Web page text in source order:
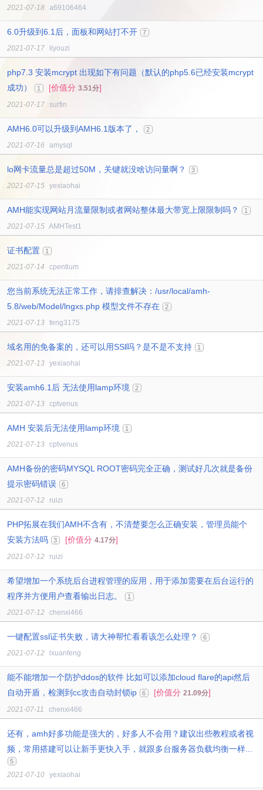
2021-07-18 a69106464
6.0升级到6.1后，面板和网站打不开 7
2021-07-17 liyouzi
php7.3 安装mcrypt 出现如下有问题（默认的php5.6已经安装mcrypt
成功）
1 [价值分 3.51分]
2021-07-17 surfin
AMH6.0可以升级到AMH6.1版本了， 2
2021-07-16 amysql
lo网卡流量总是超过50M，关键就没啥访问量啊？ 3
2021-07-15 yexiaohai
AMH能实现网站月流量限制或者网站整体最大带宽上限限制吗？ 1
2021-07-15 AMHTest1
证书配置 1
2021-07-14 cpentium
您当前系统无法正常工作，请排查解决：/usr/local/amh-
5.8/web/Model/lngxs.php 模型文件不存在
2
2021-07-13 feng3175
域名用的免备案的，还可以用SSl吗？是不是不支持 1
2021-07-13 yexiaohai
安装amh6.1后 无法使用lamp环境 2
2021-07-13 cptvenus
AMH 安装后无法使用lamp环境 1
2021-07-13 cptvenus
AMH备份的密码MYSQL ROOT密码完全正确，测试好几次就是备份
提示密码错误
6
2021-07-12 ruizi
PHP拓展在我们AMH不含有，不清楚要怎么正确安装，管理员能个
安装方法吗
3 [价值分 4.17分]
2021-07-12 ruizi
希望增加一个系统后台进程管理的应用，用于添加需要在后台运行的
程序并方便用户查看输出日志。
1
2021-07-12 chenxi466
一键配置ssl证书失败，请大神帮忙看看该怎么处理？ 6
2021-07-12 lxuanfeng
能不能增加一个防护ddos的软件 比如可以添加cloud flare的api然后
自动开盾，检测到cc攻击自动封锁ip
6 [价值分 21.09分]
2021-07-11 chenxi466
还有，amh好多功能是强大的，好多人不会用？建议出些教程或者视
频，常用搭建可以让新手更快入手，就跟多台服务器负载均衡一样...
5
2021-07-10 yexiaohai